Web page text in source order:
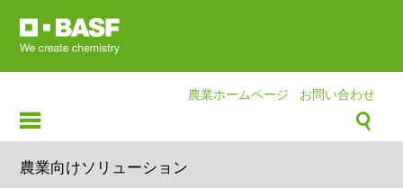
農業ホームページ お問い合わせ
農業向けソリューション